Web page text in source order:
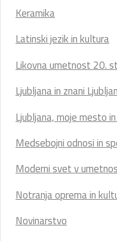
Keramika
Latinski jezik in kultura
Likovna umetnost 20.
Ljubljana in znani
Ljubljana, moje mesto
Medsebojni odnosi in
Moderni svet v
Notranja oprema in
Novinarstvo